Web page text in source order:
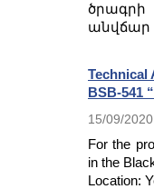
անվճար
Technical
BSB-541
15/09/2020
For the
in the
Location: